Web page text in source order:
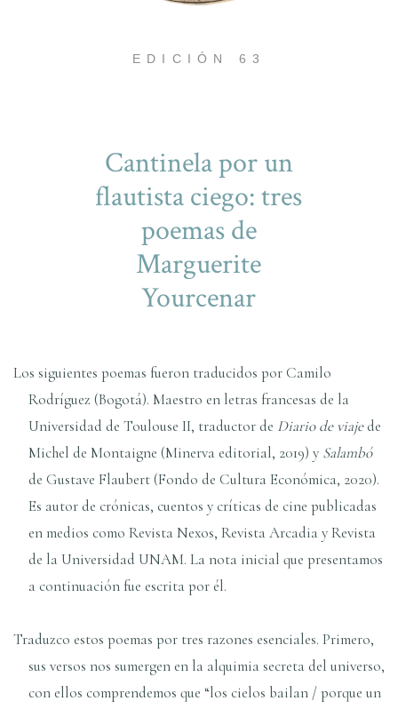
EDICIÓN 63
Cantinela por un
flautista ciego: tres
poemas de
Marguerite
Yourcenar
Los siguientes poemas fueron traducidos por Camilo
Rodríguez (Bogotá). Maestro en letras francesas de la
Universidad de Toulouse II, traductor de Diario de viajede
Michel de Montaigne (Minerva editorial, 2019) y Salambó
de Gustave Flaubert (Fondo de Cultura Económica, 2020).
Es autor de crónicas, cuentos y críticas de cine publicadas
en medios como Revista Nexos, Revista Arcadia y Revista
de la Universidad UNAM. La nota inicial que presentamos
a continuación fue escrita por él.
Traduzco estos poemas por tres razones esenciales. Primero,
sus versos nos sumergen en la alquimia secreta del universo,
con ellos comprendemos que “los cielos bailan / porque un